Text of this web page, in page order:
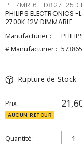
PHILIPS ELECTRONICS
2700K 12V DIMMABLE
Manufacturier :
# Manufacturier : 573865
Rupture de Stock
Prix
AUCUN RETOUR
Quantité